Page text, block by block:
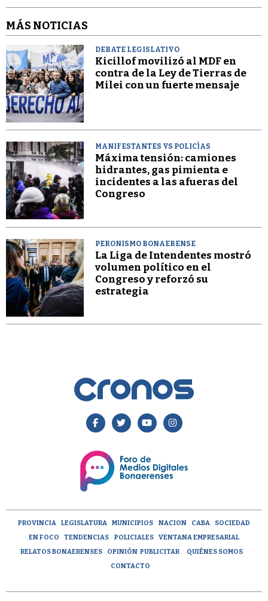
MÁS NOTICIAS
DEBATE LEGISLATIVO
Kicillof movilizó al MDF en
contra de la Ley de Tierras de
Milei con un fuerte mensaje
MANIFESTANTES VS POLICÍAS
Máxima tensión: camiones
hidrantes, gas pimienta e
incidentes a las afueras del
Congreso
PERONISMO BONAERENSE
La Liga de Intendentes mostró
volumen político en el
Congreso y reforzó su
estrategia
PROVINCIA LEGISLATURA MUNICIPIOS NACION CABA
SOCIEDAD
EN FOCO
TENDENCIAS POLICIALES
VENTANA EMPRESARIAL
RELATOS BONAERENSES
OPINIÓN PUBLICITAR
QUIÉNES SOMOS
CONTACTO